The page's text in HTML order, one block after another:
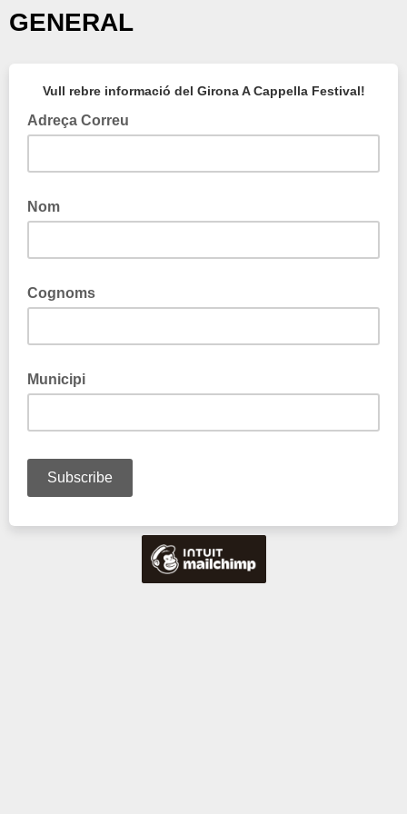
GENERAL
Vull rebre informació del Girona A Cappella Festival!
Adreça Correu
Nom
Cognoms
Municipi